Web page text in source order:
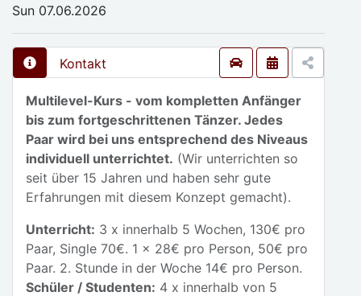
Sun 07.06.2026
Kontakt
Multilevel-Kurs - vom kompletten Anfänger
bis zum fortgeschrittenen Tänzer. Jedes
Paar wird bei uns entsprechend des Niveaus
individuell unterrichtet. (Wir unterrichten so
seit über 15 Jahren und haben sehr gute
Erfahrungen mit diesem Konzept gemacht).
Unterricht: 3 x innerhalb 5 Wochen, 130€ pro
Paar, Single 70€. 1 x 28€ pro Person, 50€ pro
Paar. 2. Stunde in der Woche 14€ pro Person.
Schüler / Studenten: 4 x innerhalb von 5